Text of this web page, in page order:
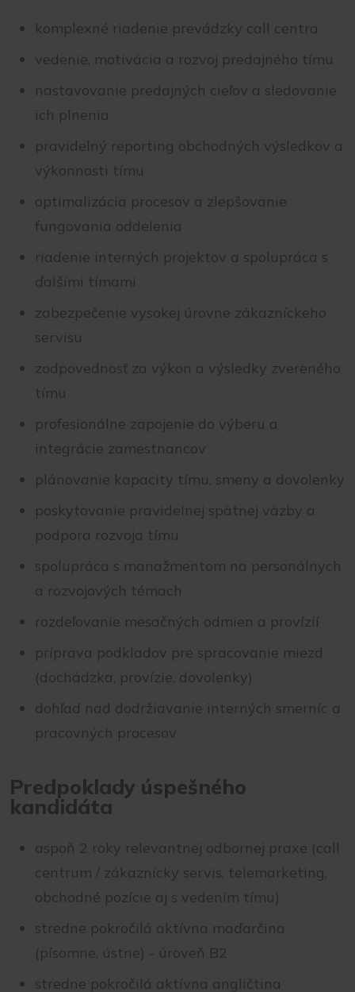
komplexné riadenie prevádzky call centra
vedenie, motivácia a rozvoj predajného tímu
nastavovanie predajných cieľov a sledovanie
ich plnenia
pravidelný reporting obchodných výsledkov a
výkonnosti tímu
optimalizácia procesov a zlepšovanie
fungovania oddelenia
riadenie interných projektov a spolupráca s
ďalšími tímami
zabezpečenie vysokej úrovne zákazníckeho
servisu
zodpovednosť za výkon a výsledky zvereného
tímu
profesionálne zapojenie do výberu a
integrácie zamestnancov
plánovanie kapacity tímu, smeny a dovolenky
poskytovanie pravidelnej spätnej väzby a
podpora rozvoja tímu
spolupráca s manažmentom na personálnych
a rozvojových témach
rozdeľovanie mesačných odmien a provízií
príprava podkladov pre spracovanie miezd
(dochádzka, provízie, dovolenky)
dohľad nad dodržiavanie interných smerníc a
pracovných procesov
Predpoklady úspešného
kandidáta
aspoň 2 roky relevantnej odbornej praxe (call
centrum / zákaznícky servis, telemarketing,
obchodné pozície aj s vedením tímu)
stredne pokročilá aktívna maďarčina
(písomne, ústne) - úroveň B2
stredne pokročilá aktívna angličtina